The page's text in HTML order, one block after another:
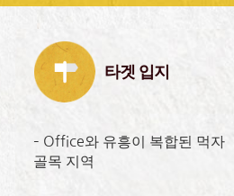
타겟 입지
– Office와 유흥이 복합된 먹자
골목 지역